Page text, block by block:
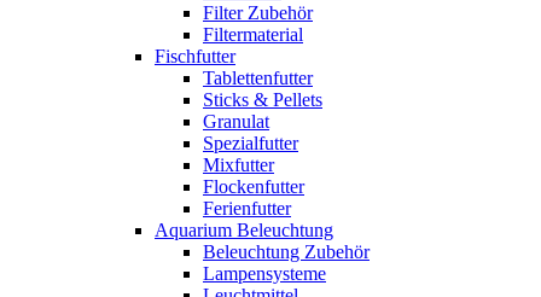
Filter Zubehör
Filtermaterial
Fischfutter
Tablettenfutter
Sticks & Pellets
Granulat
Spezialfutter
Mixfutter
Flockenfutter
Ferienfutter
Aquarium Beleuchtung
Beleuchtung Zubehör
Lampensysteme